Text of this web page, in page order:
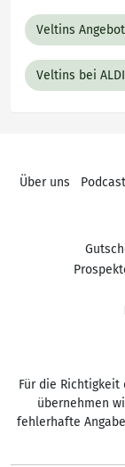
Veltins
Veltins bei
Über uns Podcast
Für die
übernehmen
fehlerhafte